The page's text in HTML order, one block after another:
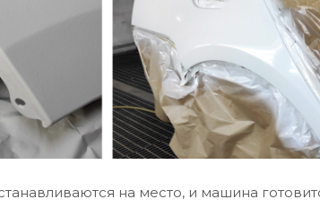
на место, и машина